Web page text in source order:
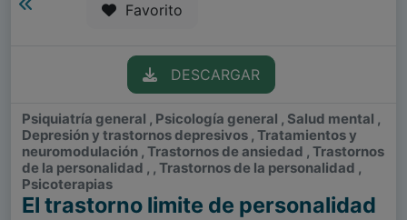
Favorito
DESCARGAR
Psiquiatría general , Psicología general , Salud mental ,
Depresión y trastornos depresivos , Tratamientos y
neuromodulación , Trastornos de ansiedad , Trastornos
de la personalidad , , Trastornos de la personalidad ,
Psicoterapias
El trastorno limite de personalidad